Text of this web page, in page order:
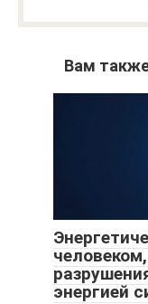
Вам
энергией